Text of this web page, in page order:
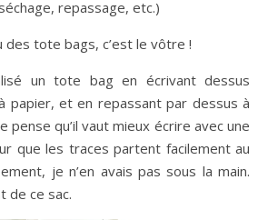
repassage, etc.)
des tote bags, c’est le vôtre !
un tote bag en écrivant dessus
papier, et en repassant par dessus à
pense qu’il vaut mieux écrire avec une
que les traces partent facilement au
je n’en avais pas sous la main.
de ce sac.